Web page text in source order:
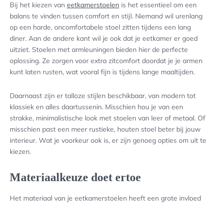
Bij het kiezen van eetkamerstoelen is het essentieel om een
balans te vinden tussen comfort en stijl. Niemand wil urenlang
op een harde, oncomfortabele stoel zitten tijdens een lang
diner. Aan de andere kant wil je ook dat je eetkamer er goed
uitziet. Stoelen met armleuningen bieden hier de perfecte
oplossing. Ze zorgen voor extra zitcomfort doordat je je armen
kunt laten rusten, wat vooral fijn is tijdens lange maaltijden.
Daarnaast zijn er talloze stijlen beschikbaar, van modern tot
klassiek en alles daartussenin. Misschien hou je van een
strakke, minimalistische look met stoelen van leer of metaal. Of
misschien past een meer rustieke, houten stoel beter bij jouw
interieur. Wat je voorkeur ook is, er zijn genoeg opties om uit te
kiezen.
Materiaalkeuze doet ertoe
Het materiaal van je eetkamerstoelen heeft een grote invloed